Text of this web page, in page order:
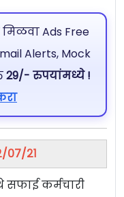
Ads Free
Alerts, Mock
29/- रुपयांमध्ये !
०७/२१
कर्मचारी